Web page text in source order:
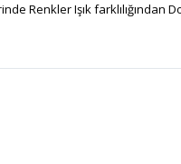
Renkler Işık farklılığından